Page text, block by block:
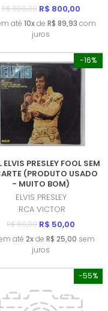
R$ 900,00 R$ 800,00
até 10xde R$ 89,93 com
juros
-16%
ELVIS PRESLEY FOOL SEM
(PRODUTO USADO
- MUITO BOM)
ELVIS PRESLEY
RCA VICTOR
R$ 60,00 R$ 50,00
até 2xde R$ 25,00 sem
juros
-55%